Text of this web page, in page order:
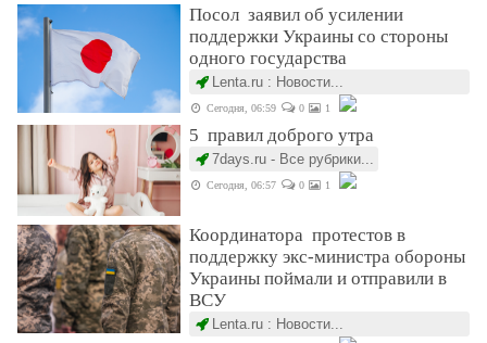
Посол заявил об усилении
поддержки Украины со стороны
одного государства
Lenta.ru : Новости...
Сегодня, 06:59 0 1
5 правил доброго утра
7days.ru - Все рубрики...
Сегодня, 06:57 0 1
Координатора протестов в
поддержку экс-министра обороны
Украины поймали и отправили в
ВСУ
Lenta.ru : Новости...